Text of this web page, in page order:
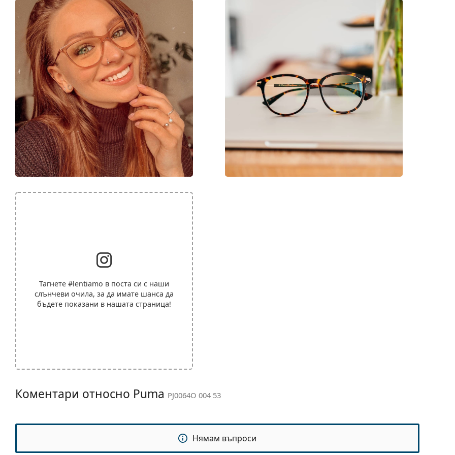
Код:
Тагнете #lentiamo в поста си с наши
слънчеви очила, за да имате шанса да
бъдете показани в нашата страница!
Коментари относно Puma PJ0064O 004 53
Нямам въпроси